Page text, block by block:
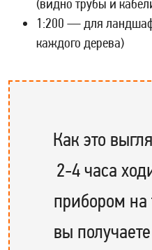
(видно трубы и
1:200 — для
каждого дерева)
Как это
2-4 часа
прибором на
вы